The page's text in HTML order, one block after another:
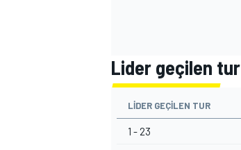
Lider geçilen tur
LIDER GEÇILEN TUR
1 - 23